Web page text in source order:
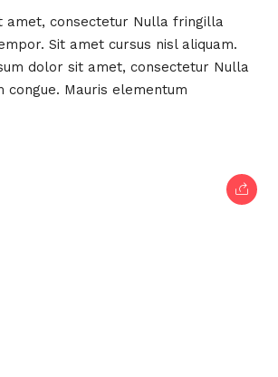
amet, consectetur Nulla fringilla
Sit amet cursus nisl aliquam.
dolor sit amet, consectetur Nulla
Mauris elementum